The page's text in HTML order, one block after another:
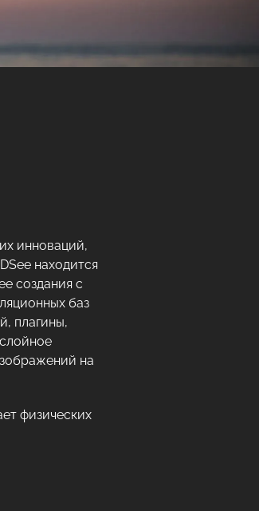
инноваций,
находится
создания с
баз
плагины,
на
физических